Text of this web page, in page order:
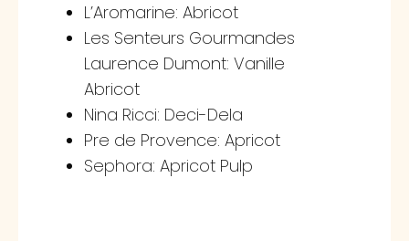
L’Aromarine: Abricot
Les Senteurs Gourmandes
Laurence Dumont: Vanille
Abricot
Nina Ricci: Deci-Dela
Pre de Provence: Apricot
Sephora: Apricot Pulp